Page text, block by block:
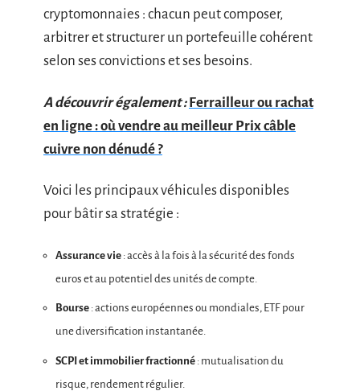
cryptomonnaies : chacun peut composer,
arbitrer et structurer un portefeuille cohérent
selon ses convictions et ses besoins.
A découvrir également : Ferrailleur ou rachat
en ligne : où vendre au meilleur Prix câble
cuivre non dénudé ?
Voici les principaux véhicules disponibles
pour bâtir sa stratégie :
Assurance vie : accès à la fois à la sécurité des fonds
euros et au potentiel des unités de compte.
Bourse : actions européennes ou mondiales, ETF pour
une diversification instantanée.
SCPI et immobilier fractionné : mutualisation du
risque, rendement régulier.